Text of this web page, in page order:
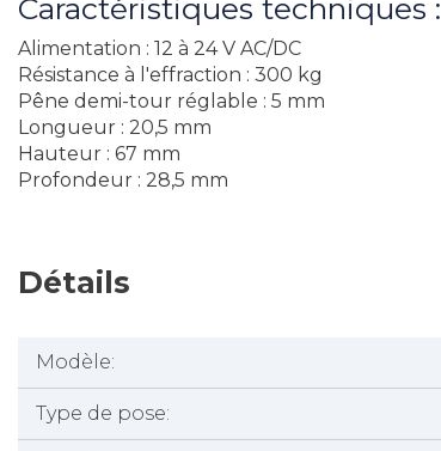
Caractéristiques techniques :
Alimentation : 12 à 24 V AC/DC
Résistance à l'effraction : 300 kg
Pêne demi-tour réglable : 5 mm
Longueur : 20,5 mm
Hauteur : 67 mm
Profondeur : 28,5 mm
Détails
Modèle:
Type de pose: